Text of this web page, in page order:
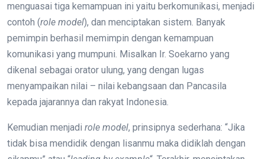
menguasai tiga kemampuan ini yaitu berkomunikasi, menjadi
contoh (role model), dan menciptakan sistem. Banyak
pemimpin berhasil memimpin dengan kemampuan
komunikasi yang mumpuni. Misalkan Ir. Soekarno yang
dikenal sebagai orator ulung, yang dengan lugas
menyampaikan nilai – nilai kebangsaan dan Pancasila
kepada jajarannya dan rakyat Indonesia.
Kemudian menjadi role model, prinsipnya sederhana: “Jika
tidak bisa mendidik dengan lisanmu maka didiklah dengan